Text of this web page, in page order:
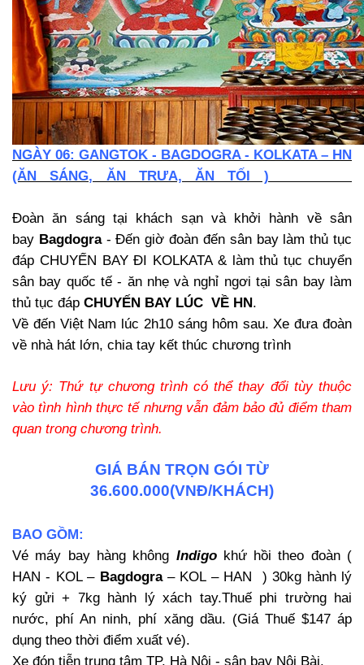
NGÀY 06: GANGTOK - BAGDOGRA - KOLKATA – HN
(ĂN SÁNG, ĂN TRƯA, ĂN TỐI )
Đoàn ăn sáng tại khách sạn và khởi hành về sân
bay Bagdogra - Đến giờ đoàn đến sân bay làm thủ tục
đáp CHUYẾN BAY ĐI KOLKATA & làm thủ tục chuyển
sân bay quốc tế - ăn nhẹ và nghỉ ngơi tại sân bay làm
thủ tục đáp CHUYẾN BAY LÚC VỀ HN.
Về đến Việt Nam lúc 2h10 sáng hôm sau. Xe đưa đoàn
về nhà hát lớn, chia tay kết thúc chương trình
Lưu ý: Thứ tự chương trình có thể thay đổi tùy thuộc
vào tình hình thực tế nhưng vẫn đảm bảo đủ điểm tham
quan trong chương trình.
GIÁ BÁN TRỌN GÓI TỪ
36.600.000(VNĐ/KHÁCH)
BAO GỒM:
Vé máy bay hàng không Indigokhứ hồi theo đoàn (
HAN - KOL – Bagdogra – KOL – HAN ) 30kg hành lý
ký gửi + 7kg hành lý xách tay.Thuế phi trường hai
nước, phí An ninh, phí xăng dầu. (Giá Thuế $147 áp
dụng theo thời điểm xuất vé).
Xe đón tiễn trung tâm TP. Hà Nội - sân bay Nội Bài.